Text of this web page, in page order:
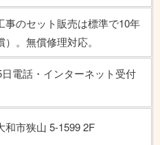
事のセット販売は標準で10年
。無償修理対応。
電話・インターネット受付
和市狭山 5-1599 2F